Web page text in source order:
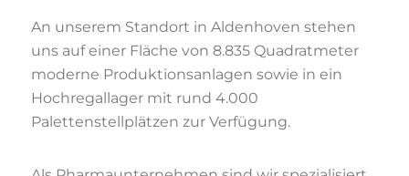
An unserem Standort in Aldenhoven stehen
uns auf einer Fläche von 8.835 Quadratmeter
moderne Produktionsanlagen sowie in ein
Hochregallager mit rund 4.000
Palettenstellplätzen zur Verfügung.